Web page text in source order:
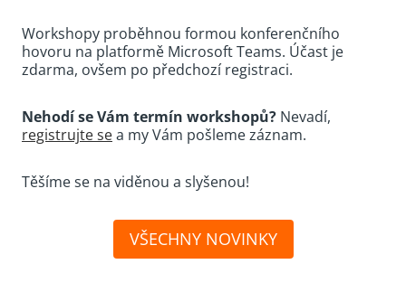
Workshopy proběhnou formou konferenčního
hovoru na platformě Microsoft Teams. Účast je
zdarma, ovšem po předchozí registraci.
Nehodí se Vám termín workshopů? Nevadí,
registrujte sea my Vám pošleme záznam.
Těšíme se na viděnou a slyšenou!
VŠECHNY NOVINKY